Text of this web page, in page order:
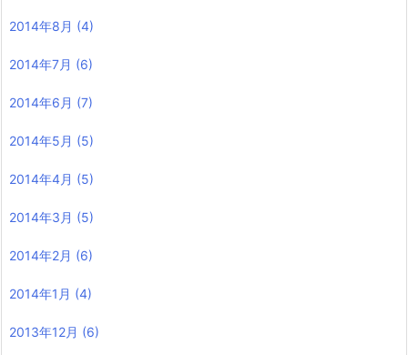
2014年8月 (4)
2014年7月 (6)
2014年6月 (7)
2014年5月 (5)
2014年4月 (5)
2014年3月 (5)
2014年2月 (6)
2014年1月 (4)
2013年12月 (6)